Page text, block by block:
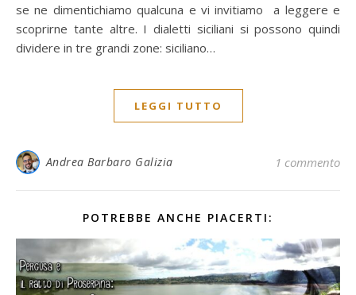
se ne dimentichiamo qualcuna e vi invitiamo a leggere e
scoprirne tante altre. I dialetti siciliani si possono quindi
dividere in tre grandi zone: siciliano…
LEGGI TUTTO
Andrea Barbaro Galizia 1 commento
POTREBBE ANCHE PIACERTI: